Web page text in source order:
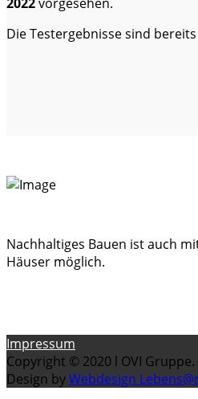
Die Testergebnisse sind
Nachhaltiges Bauen ist auch
Häuser möglich.
Impressum
Copyright © 2020 l OVI
Design byWebdesign